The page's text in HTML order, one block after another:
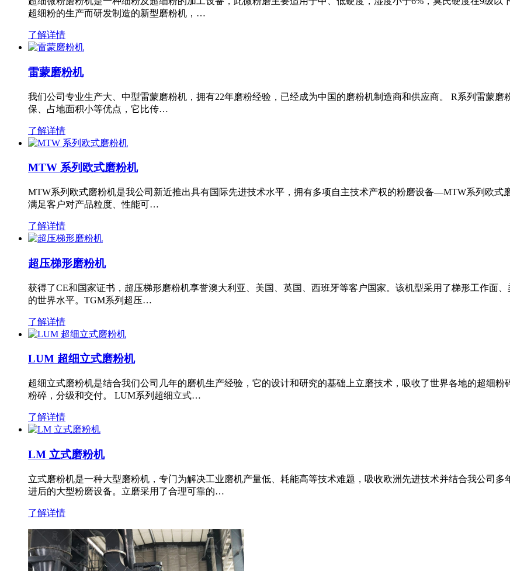
超细粉的生产而研发制造的新型磨粉机，…
了解详情
雷蒙磨粉机
我们公司专业生产大、中型雷蒙磨粉机，拥有22年磨粉经验，已经成为中国的磨粉机制造商和供应商。 R系列雷蒙
保、占地面积小等优点，它比传…
了解详情
MTW 系列欧式磨粉机
MTW系列欧式磨粉机是我公司新近推出具有国际先进技术水平，拥有多项自主技术产权的粉磨设备—MTW系列欧式
满足客户对产品粒度、性能可…
了解详情
超压梯形磨粉机
获得了CE和国家证书，超压梯形磨粉机享誉澳大利亚、美国、英国、西班牙等客户国家。该机型采用了梯形工作面
的世界水平。TGM系列超压…
了解详情
LUM 超细立式磨粉机
超细立式磨粉机是结合我们公司几年的磨机生产经验，它的设计和研究的基础上立磨技术，吸收了世界各地的超细
粉碎，分级和交付。 LUM系列超细立式…
了解详情
LM 立式磨粉机
立式磨粉机是一种大型磨粉机，专门为解决工业磨机产量低、耗能高等技术难题，吸收欧洲先进技术并结合我公司
进后的大型粉磨设备。立磨采用了合理可靠的…
了解详情